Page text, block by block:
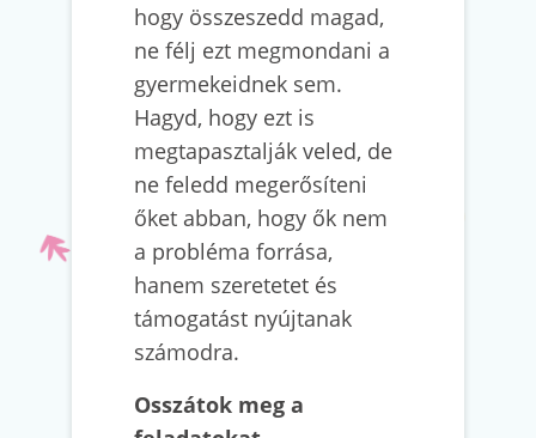
hogy összeszedd magad,
ne félj ezt megmondani a
gyermekeidnek sem.
Hagyd, hogy ezt is
megtapasztalják veled, de
ne feledd megerősíteni
őket abban, hogy ők nem
a probléma forrása,
hanem szeretetet és
támogatást nyújtanak
számodra.
Osszátok meg a